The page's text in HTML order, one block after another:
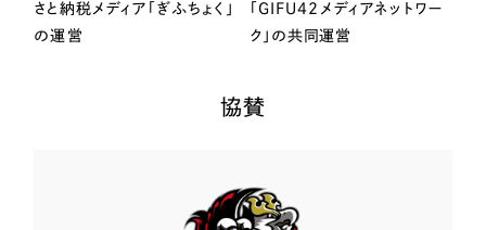
さと納税メディア「ぎふちょく」
の運営
「GIFU42メディアネットワー
ク」の共同運営
協賛